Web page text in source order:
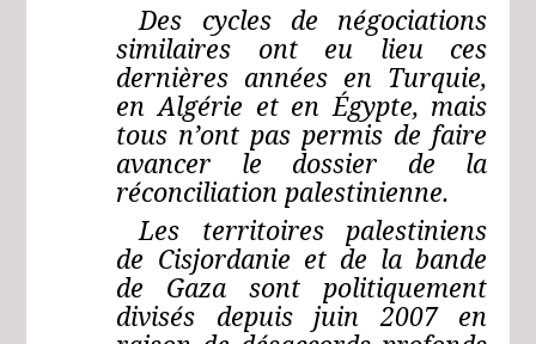
Des cycles de négociations
similaires ont eu lieu ces
dernières années en Turquie,
en Algérie et en Égypte, mais
tous n’ont pas permis de faire
avancer le dossier de la
réconciliation palestinienne.
Les territoires palestiniens
de Cisjordanie et de la bande
de Gaza sont politiquement
divisés depuis juin 2007 en